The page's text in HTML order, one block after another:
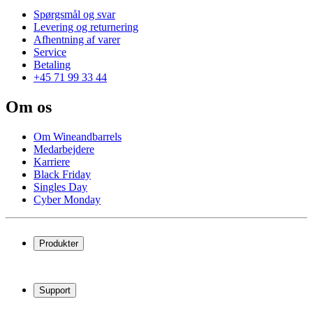
Spørgsmål og svar
Levering og returnering
Afhentning af varer
Service
Betaling
+45 71 99 33 44
Om os
Om Wineandbarrels
Medarbejdere
Karriere
Black Friday
Singles Day
Cyber Monday
Produkter
Vinreoler
Vinmøbler
Support